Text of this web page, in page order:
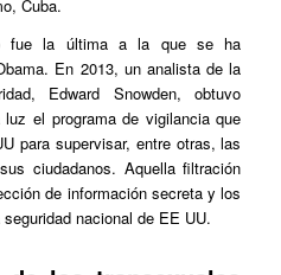
Cuba.
fue la última a la que se ha
En 2013, un analista de la
Edward Snowden, obtuvo
el programa de vigilancia que
para supervisar, entre otras, las
ciudadanos. Aquella filtración
de información secreta y los
nacional de EE UU.